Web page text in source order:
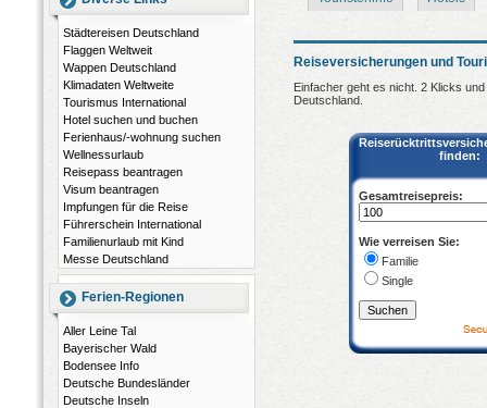
Städtereisen Deutschland
Flaggen Weltweit
Wappen Deutschland
Klimadaten Weltweite
Tourismus International
Hotel suchen und buchen
Ferienhaus/-wohnung suchen
Wellnessurlaub
Reisepass beantragen
Visum beantragen
Impfungen für die Reise
Führerschein International
Familienurlaub mit Kind
Messe Deutschland
Ferien-Regionen
Aller Leine Tal
Bayerischer Wald
Bodensee Info
Deutsche Bundesländer
Deutsche Inseln
Reiseversicherungen und
Einfacher geht es nicht. 2 Klicks
Deutschland.
finden:
Gesamtreisepreis:
Wie verreisen Sie:
Familie
Single